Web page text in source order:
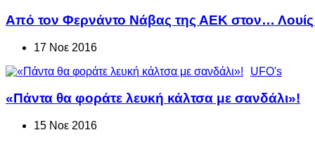
Από τον Φερνάντο Νάβας της ΑΕΚ στον…
17 Νοε 2016
UFO's
«Πάντα θα φοράτε λευκή κάλτσα με σανδάλι»!
15 Νοε 2016